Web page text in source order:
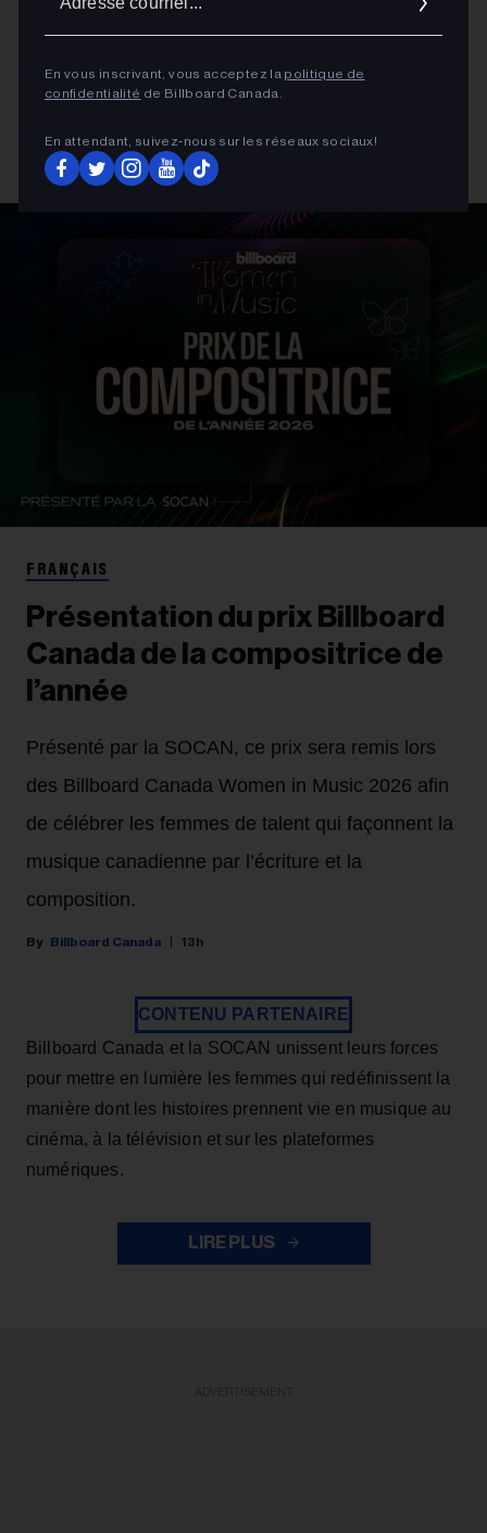
En vous inscrivant, vous acceptez la politique de
confidentialité de Billboard Canada.
En attendant, suivez‑nous sur les réseaux sociaux!
FRANÇAIS
Présentation du prix Billboard
Canada de la compositrice de
l’année
Présenté par la SOCAN, ce prix sera remis lors
des Billboard Canada Women in Music 2026 afin
de célébrer les femmes de talent qui façonnent la
musique canadienne par l’écriture et la
composition.
Billboard Canada 13h
CONTENU PARTENAIRE
Billboard Canada et la SOCAN unissent leurs forces
pour mettre en lumière les femmes qui redéfinissent la
manière dont les histoires prennent vie en musique au
cinéma, à la télévision et sur les plateformes
numériques.
LIRE PLUS